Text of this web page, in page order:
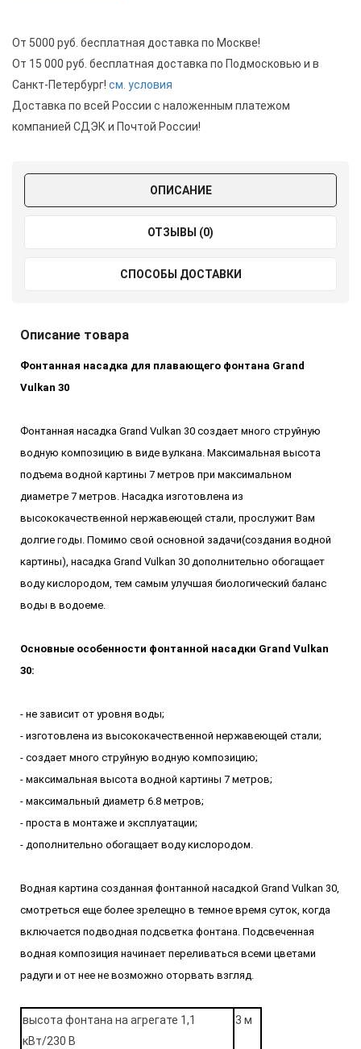
От 5000 руб. бесплатная доставка по Москве!
От 15 000 руб. бесплатная доставка по Подмосковью и в
Санкт-Петербург! см. условия
Доставка по всей России с наложенным платежом
компанией СДЭК и Почтой России!
ОПИСАНИЕ
ОТЗЫВЫ (0)
СПОСОБЫ ДОСТАВКИ
Описание товара
Фонтанная насадка для плавающего фонтана Grand
Vulkan 30
Фонтанная насадка Grand Vulkan 30 создает много струйную
водную композицию в виде вулкана. Максимальная высота
подъема водной картины 7 метров при максимальном
диаметре 7 метров. Насадка изготовлена из
высококачественной нержавеющей стали, прослужит Вам
долгие годы. Помимо свой основной задачи(создания водной
картины), насадка Grand Vulkan 30 дополнительно обогащает
воду кислородом, тем самым улучшая биологический баланс
воды в водоеме.
Основные особенности фонтанной насадки Grand Vulkan
30:
- не зависит от уровня воды;
- изготовлена из высококачественной нержавеющей стали;
- создает много струйную водную композицию;
- максимальная высота водной картины 7 метров;
- максимальный диаметр 6.8 метров;
- проста в монтаже и эксплуатации;
- дополнительно обогащает воду кислородом.
Водная картина созданная фонтанной насадкой Grand Vulkan 30,
смотреться еще более зрелещно в темное время суток, когда
включается подводная подсветка фонтана. Подсвеченная
водная композиция начинает переливаться всеми цветами
радуги и от нее не возможно оторвать взгляд.
высота фонтана на агрегате 1,1
кВт/230 В
3 м